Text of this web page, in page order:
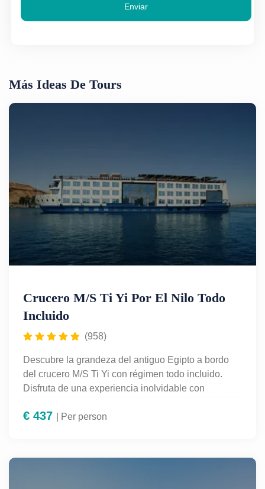
Enviar
Más Ideas De Tours
Crucero M/S Ti Yi Por El Nilo Todo
Incluido
(958)
Descubre la grandeza del antiguo Egipto a bordo
del crucero M/S Ti Yi con régimen todo incluido.
Disfruta de una experiencia inolvidable con
entretenimiento a bordo y excursiones guiadas en
quienes desean explorar el Nilo con total
€ 437 | Per person